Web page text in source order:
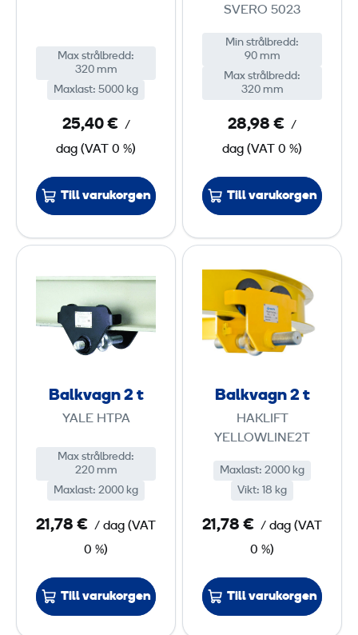
t
Max strålbredd:
320 mm
Maxlast: 5000 kg
25,40 € /
dag (VAT 0 %)
Till varukorgen
1
SVERO 5023
Min strålbredd:
90 mm
Max strålbredd:
320 mm
28,98 € /
dag (VAT 0 %)
Till varukorgen
a
l
k
v
n
t
Balkvagn 2 t
YALE HTPA
Max strålbredd:
220 mm
Maxlast: 2000 kg
21,78 € / dag (VAT
0 %)
Till varukorgen
a
k
v
n
t
Balkvagn 2 t
HAKLIFT
YELLOWLINE2T
Maxlast: 2000 kg
Vikt: 18 kg
21,78 € / dag (VAT
0 %)
Till varukorgen